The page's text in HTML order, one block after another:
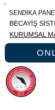
SENDİKA
BECAYİŞ
KURUMSAL